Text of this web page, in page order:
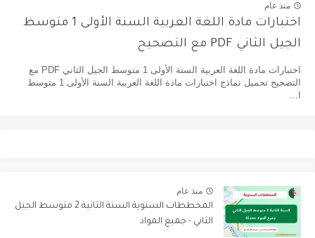
منذ عام
اختبارات مادة اللغة العربية السنة الأولى 1 متوسط
الجيل الثاني PDF مع التصحيح
اختبارات مادة اللغة العربية السنة الأولى 1 متوسط الجيل الثاني PDF مع
التصحيح تحميل نماذج اختبارات مادة اللغة العربية السنة الأولى 1 متوسط
منذ عام
المخططات السنوية السنة الثانية 2 متوسط الجيل
الثاني - جميع المواد